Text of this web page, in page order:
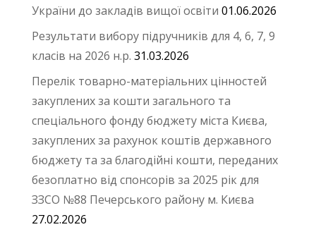
України до закладів вищої освіти 01.06.2026
Результати вибору підручників для 4, 6, 7, 9
класів на 2026 н.р. 31.03.2026
Перелік товарно-матеріальних цінностей
закуплених за кошти загального та
спеціального фонду бюджету міста Києва,
закуплених за рахунок коштів державного
бюджету та за благодійні кошти, переданих
безоплатно від спонсорів за 2025 рік для
ЗЗСО №88 Печерського району м. Києва
27.02.2026